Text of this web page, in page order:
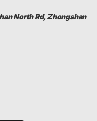
North Rd, Zhongshan